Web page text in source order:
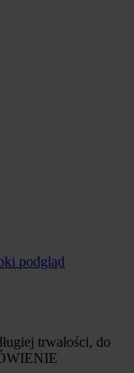
podgląd
trwałości, do